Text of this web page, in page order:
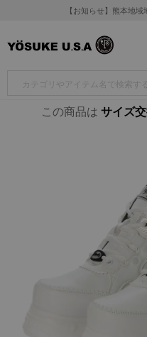
【お知らせ】熊本地
この商品は サイズ